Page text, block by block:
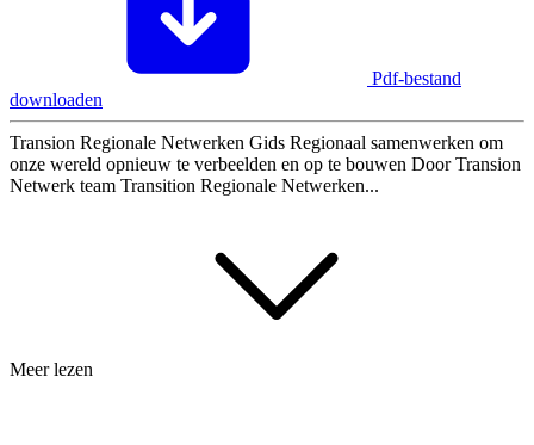
Pdf-bestand
downloaden
Transion Regionale Netwerken Gids Regionaal samenwerken om
onze wereld opnieuw te verbeelden en op te bouwen Door Transion
Netwerk team Transition Regionale Netwerken...
Meer lezen